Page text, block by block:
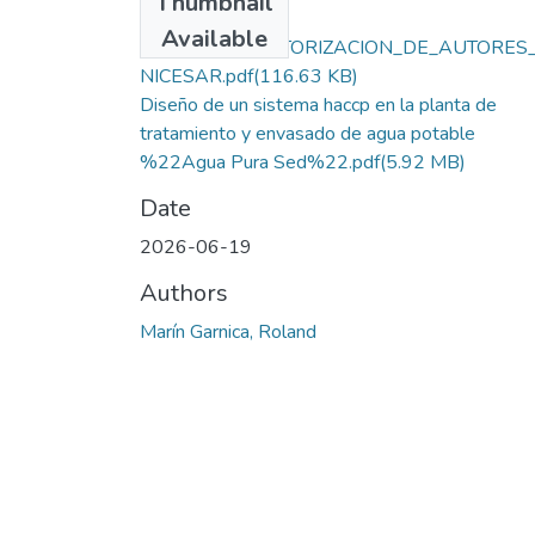
Available
NICESAR.pdf(116.63 KB)
Diseño de un sistema haccp en la planta de
tratamiento y envasado de agua potable
%22Agua Pura Sed%22.pdf(5.92 MB)
Date
2026-06-19
Authors
Marín Garnica, Roland